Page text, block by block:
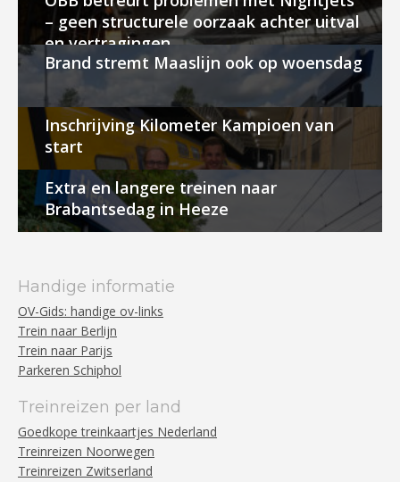
– geen structurele oorzaak achter uitval
en vertragingen
Brand stremt Maaslijn ook op woensdag
Inschrijving Kilometer Kampioen van
start
Extra en langere treinen naar
Brabantsedag in Heeze
Handige informatie
OV-Gids: handige ov-links
Trein naar Berlijn
Trein naar Parijs
Parkeren Schiphol
Treinreizen per land
Goedkope treinkaartjes Nederland
Treinreizen Noorwegen
Treinreizen Zwitserland